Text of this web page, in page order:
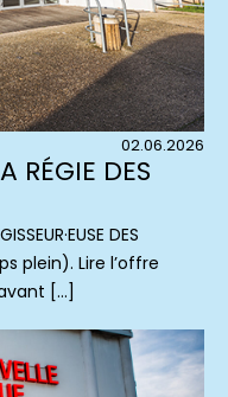
02.06.2026
RÉGIE DES
DES
plein). Lire l’offre
[…]